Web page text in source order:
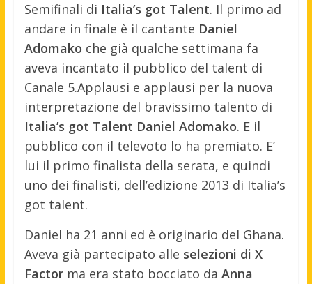
Semifinali di Italia’s got Talent. Il primo ad
andare in finale è il cantante Daniel
Adomako che già qualche settimana fa
aveva incantato il pubblico del talent di
Canale 5.Applausi e applausi per la nuova
interpretazione del bravissimo talento di
Italia’s got Talent Daniel Adomako. E il
pubblico con il televoto lo ha premiato. E’
lui il primo finalista della serata, e quindi
uno dei finalisti, dell’edizione 2013 di Italia’s
got talent.
Daniel ha 21 anni ed è originario del Ghana.
Aveva già partecipato alle selezioni di X
Factorma era stato bocciato da Anna